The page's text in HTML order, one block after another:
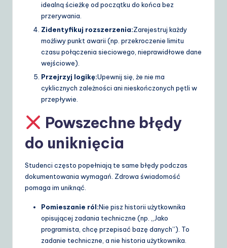
idealną ścieżkę od początku do końca bez
przerywania.
Zidentyfikuj rozszerzenia:Zarejestruj każdy
możliwy punkt awarii (np. przekroczenie limitu
czasu połączenia sieciowego, nieprawidłowe dane
wejściowe).
Przejrzyj logikę:Upewnij się, że nie ma
cyklicznych zależności ani nieskończonych pętli w
przepływie.
Powszechne błędy
do uniknięcia
Studenci często popełniają te same błędy podczas
dokumentowania wymagań. Zdrowa świadomość
pomaga im uniknąć.
Pomieszanie ról:Nie pisz historii użytkownika
opisującej zadania techniczne (np. „Jako
programista, chcę przepisać bazę danych”). To
zadanie techniczne, a nie historia użytkownika.